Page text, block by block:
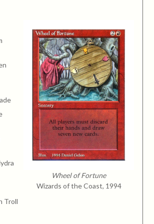
Wheel of Fortune
Wizards of the Coast, 1994
Troll